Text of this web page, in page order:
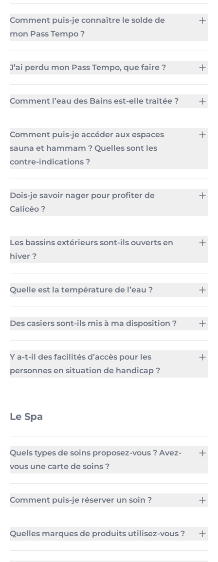
Comment puis-je connaître le solde de
mon Pass Tempo ?
J’ai perdu mon Pass Tempo, que faire ?
Comment l’eau des Bains est-elle traitée ?
Comment puis-je accéder aux espaces
sauna et hammam ? Quelles sont les
contre-indications ?
Dois-je savoir nager pour profiter de
Calicéo ?
Les bassins extérieurs sont-ils ouverts en
hiver ?
Quelle est la température de l’eau ?
Des casiers sont-ils mis à ma disposition ?
Y a-t-il des facilités d’accès pour les
personnes en situation de handicap ?
Le Spa
Quels types de soins proposez-vous ? Avez-
vous une carte de soins ?
Comment puis-je réserver un soin ?
Quelles marques de produits utilisez-vous ?